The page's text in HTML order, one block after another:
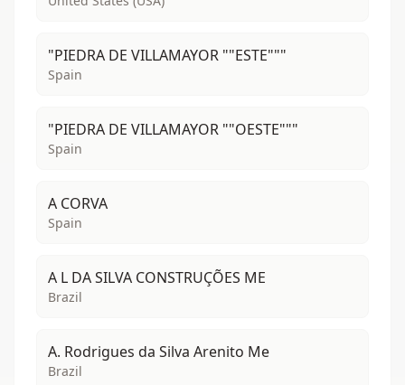
"PIEDRA DE VILLAMAYOR ""ESTE"""
Spain
"PIEDRA DE VILLAMAYOR ""OESTE"""
Spain
A CORVA
Spain
A L DA SILVA CONSTRUÇÕES ME
Brazil
A. Rodrigues da Silva Arenito Me
Brazil